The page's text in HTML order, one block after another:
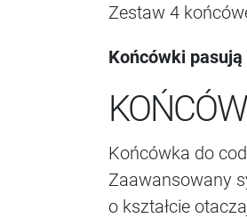
Zestaw 4
Końcówki
Końcówka do
Zaawansowany
o kształcie